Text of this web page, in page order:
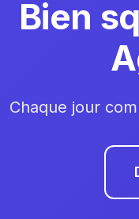
Bien
Chaque jour